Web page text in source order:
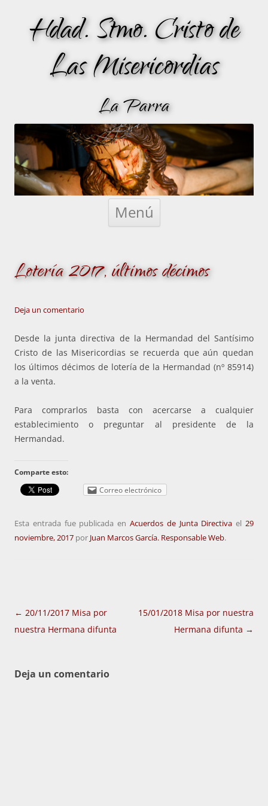
Hdad. Stmo. Cristo de
Las Misericordias
La Parra
Menú
Saltar
Lotería 2017, últimos décimos
Deja un comentario
Desde la junta directiva de la Hermandad del Santísimo
Cristo de las Misericordias se recuerda que aún quedan
los últimos décimos de lotería de la Hermandad (nº 85914)
a la venta.
Para comprarlos basta con acercarse a cualquier
establecimiento o preguntar al presidente de la
Hermandad.
Comparte esto:
Correo electrónico
Esta entrada fue publicada en Acuerdos de Junta Directiva el29
noviembre, 2017 por Juan Marcos García. Responsable Web.
Navegación
de
← 20/11/2017 Misa por
nuestra Hermana difunta
15/01/2018 Misa por nuestra
Hermana difunta →
Deja un comentario